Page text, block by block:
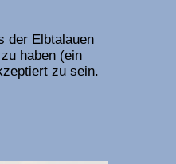
der Elbtalauen
haben (ein
zu sein.